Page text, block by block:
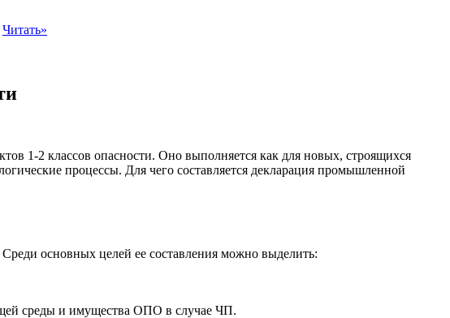
Читать»
1-2 классов опасности. Оно выполняется как для новых, строящихся
процессы. Для чего составляется декларация промышленной
основных целей ее составления можно выделить:
среды и имущества ОПО в случае ЧП.